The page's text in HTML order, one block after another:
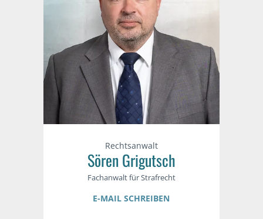
Rechtsanwalt
Sören Grigutsch
Fachanwalt für Strafrecht
E-MAIL SCHREIBEN